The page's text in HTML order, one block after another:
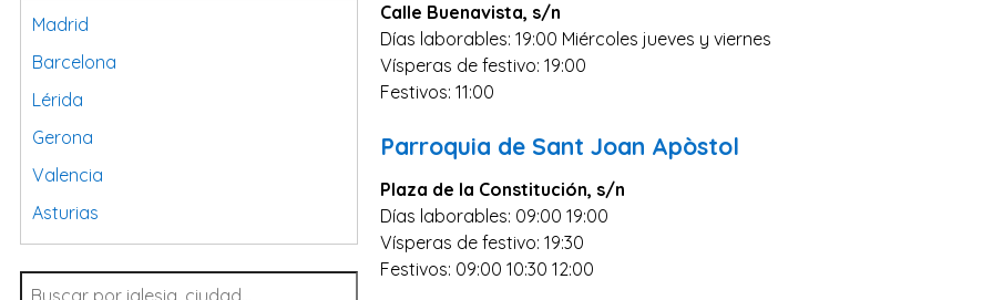
Madrid
Barcelona
Lérida
Gerona
Valencia
Asturias
Tarragona
Navarra
Calle Buenavista, s/n
Días laborables: 19:00 Miércoles jueves y viernes
Vísperas de festivo: 19:00
Festivos: 11:00
Parroquia de Sant Joan Apòstol
Plaza de la Constitución, s/n
Días laborables: 09:00 19:00
Vísperas de festivo: 19:30
Festivos: 09:00 10:30 12:00